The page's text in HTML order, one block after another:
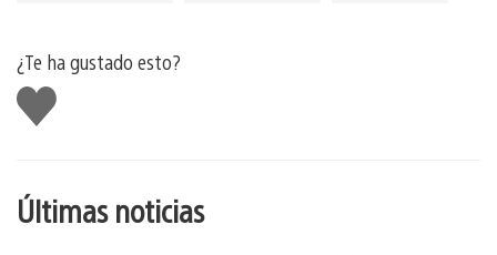
¿Te ha gustado esto?
Me
gusta
Últimas noticias